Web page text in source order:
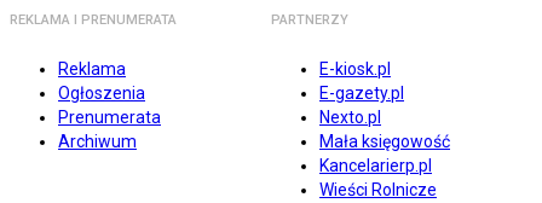
REKLAMA I PRENUMERATA
Reklama
Ogłoszenia
Prenumerata
Archiwum
PARTNERZY
E-kiosk.pl
E-gazety.pl
Nexto.pl
Mała księgowość
Kancelarierp.pl
Wieści Rolnicze